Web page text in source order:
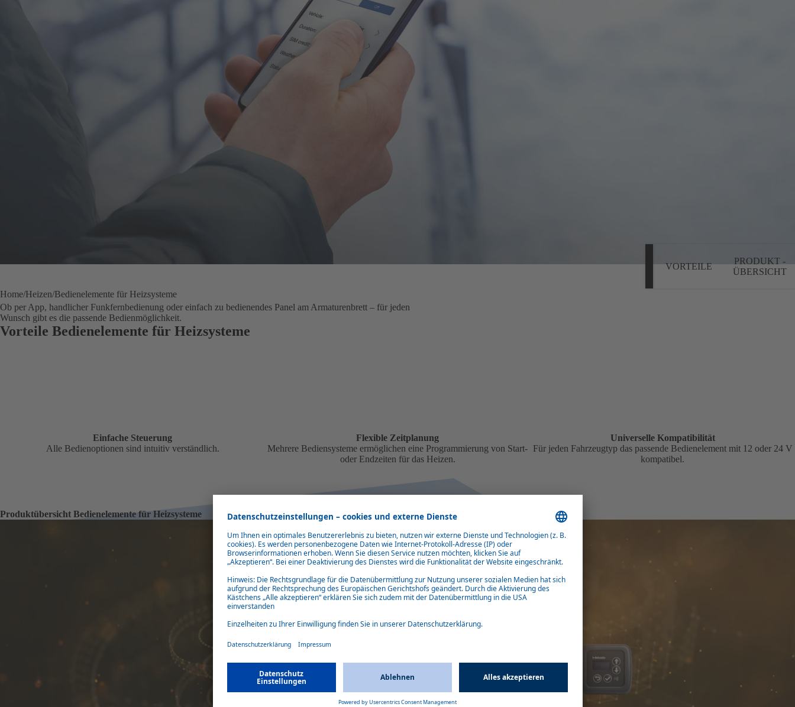
VORTEILE
PRODUKT -
ÜBERSICHT
Home Heizen Bedienelemente für Heizsysteme
Ob per App, handlicher Funkfernbedienung oder einfach zu bedienendes Panel am Armaturenbrett – für jeden
Wunsch gibt es die passende Bedienmöglichkeit.
Vorteile Bedienelemente für Heizsysteme
Einfache Steuerung
Alle Bedienoptionen sind intuitiv verständlich.
Flexible Zeitplanung
Mehrere Bediensysteme ermöglichen eine Programmierung von Start-
oder Endzeiten für das Heizen.
Universelle Kompatibilität
Für jeden Fahrzeugtyp das passende Bedienelement mit 12 oder 24 V
kompatibel.
Produktübersicht Bedienelemente für Heizsysteme